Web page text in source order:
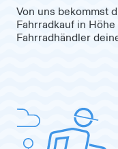
Von uns bekommst
Fahrradkauf in
Fahrradhändler